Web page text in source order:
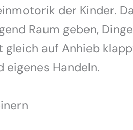
der Kinder.
Raum geben,
gleich auf Anhieb
eigenes Handeln.